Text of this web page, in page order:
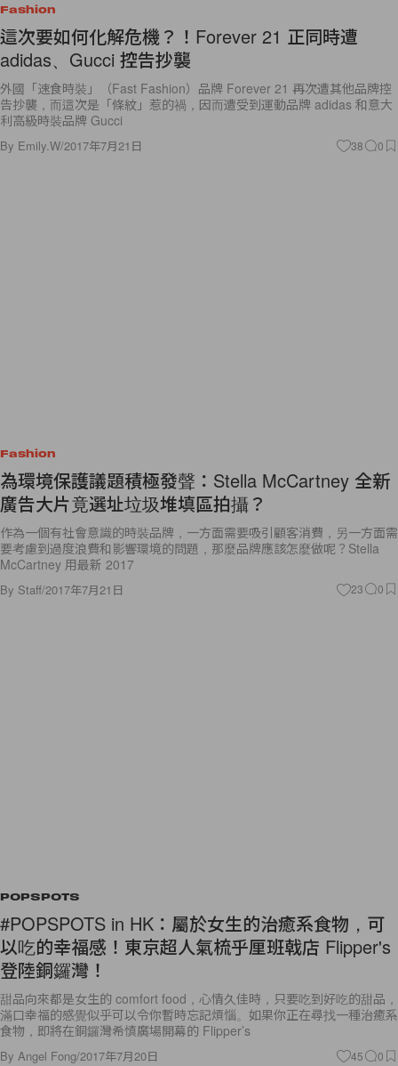
Fashion
這次要如何化解危機？！Forever 21 正同時遭
adidas、Gucci 控告抄襲
外國「速食時裝」（Fast Fashion）品牌 Forever 21 再次遭其他品牌控
告抄襲，而這次是「條紋」惹的禍，因而遭受到運動品牌 adidas 和意大
利高級時裝品牌 Gucci
By Emily.W/2017年7月21日 38 0
Fashion
為環境保護議題積極發聲：Stella McCartney 全新
廣告大片竟選址垃圾堆填區拍攝？
作為一個有社會意識的時裝品牌，一方面需要吸引顧客消費，另一方面需
要考慮到過度浪費和影響環境的問題，那麼品牌應該怎麼做呢？Stella
McCartney 用最新 2017
By Staff/2017年7月21日 23 0
POPSPOTS
#POPSPOTS in HK：屬於女生的治癒系食物，可
以吃的幸福感！東京超人氣梳乎厘班戟店 Flipper's
登陸銅鑼灣！
甜品向來都是女生的 comfort food，心情久佳時，只要吃到好吃的甜品，
滿口幸福的感覺似乎可以令你暫時忘記煩惱。如果你正在尋找一種治癒系
食物，即將在銅鑼灣希慎廣場開幕的 Flipper’s
By Angel Fong/2017年7月20日 45 0